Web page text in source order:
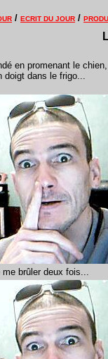
/ ECRIT DU JOUR /
en promenant le
doigt dans le frigo...
me brûler deux fois...